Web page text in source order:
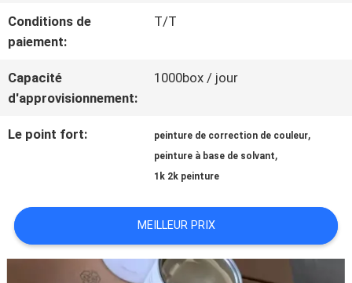
QUALITÉ
CONTACT
NOUVELLES
SOUMISSION
Conditions de
paiement:
T/T
Capacité
d'approvisionnement:
1000box / jour
Le point fort: peinture de correction de couleur,
peinture à base de solvant,
1k 2k peinture
MEILLEUR PRIX